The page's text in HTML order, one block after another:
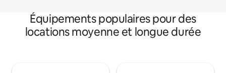
Équipements populaires pour des
locations moyenne et longue durée